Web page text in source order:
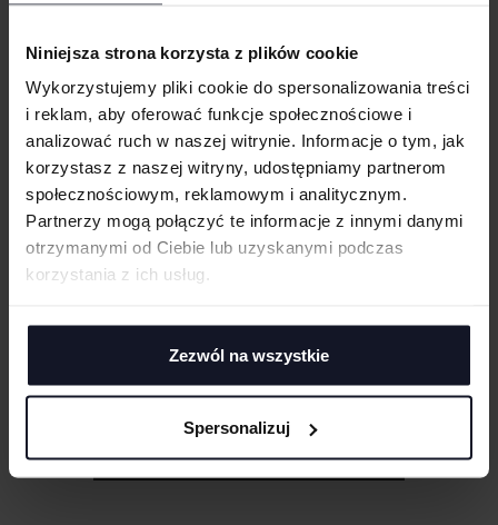
Niniejsza strona korzysta z plików cookie
Wykorzystujemy pliki cookie do spersonalizowania treści
i reklam, aby oferować funkcje społecznościowe i
analizować ruch w naszej witrynie. Informacje o tym, jak
korzystasz z naszej witryny, udostępniamy partnerom
społecznościowym, reklamowym i analitycznym.
Partnerzy mogą połączyć te informacje z innymi danymi
otrzymanymi od Ciebie lub uzyskanymi podczas
korzystania z ich usług.
Zezwól na wszystkie
Spersonalizuj
Kieszeń na jednej nogawce
GRAMATURA I SKŁAD
DOSTAWA I PŁATNOŚĆ
Jeśli masz pytania odnośnie naszych produktów, zdobień lub współpracy,
nasi specjaliści chętnie Ci pomogą.
+48 733 904 144
ZAPYTANIA@KOSZULKOWO.COM
POPROŚ O WYCENĘ